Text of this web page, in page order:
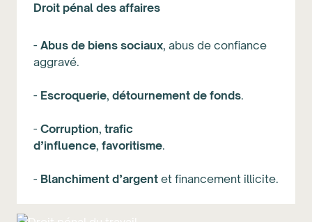
Droit pénal des affaires
- Abus de biens sociaux, abus de confiance
aggravé.
- Escroquerie, détournement de fonds.
- Corruption, trafic
d’influence, favoritisme.
- Blanchiment d’argent et financement illicite.